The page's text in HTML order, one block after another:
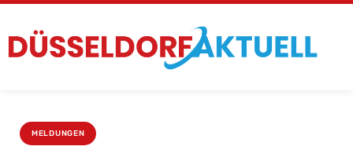
MELDUNGEN